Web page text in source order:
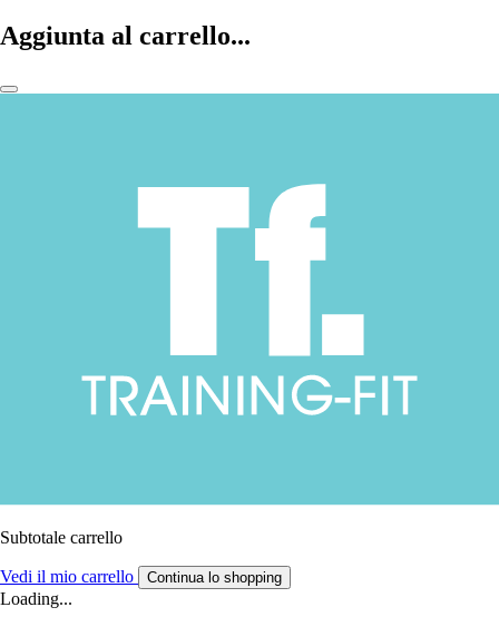
Aggiunta al carrello...
Subtotale carrello
Vedi il mio carrello Continua lo shopping
Loading...